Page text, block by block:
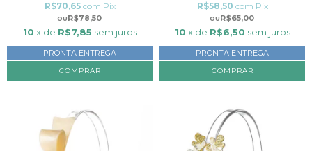
R$78,50
R$70,65 com Pix
10 x de R$7,85 sem juros
PRONTA ENTREGA
R$65,00
R$58,50 com Pix
10 x de R$6,50 sem juros
PRONTA ENTREGA